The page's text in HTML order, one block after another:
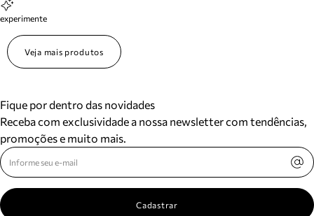
experimente
Veja mais produtos
Fique por dentro das novidades
Receba com exclusividade a nossa newsletter com tendências,
promoções e muito mais.
Cadastrar